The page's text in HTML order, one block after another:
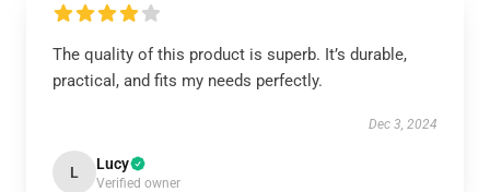
The quality of this product is superb. It’s durable,
practical, and fits my needs perfectly.
Dec 3, 2024
L Lucy
Verified owner